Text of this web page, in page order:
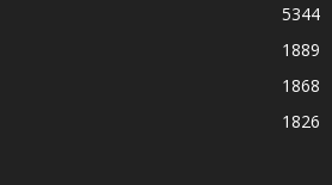
5344
1889
1868
1826